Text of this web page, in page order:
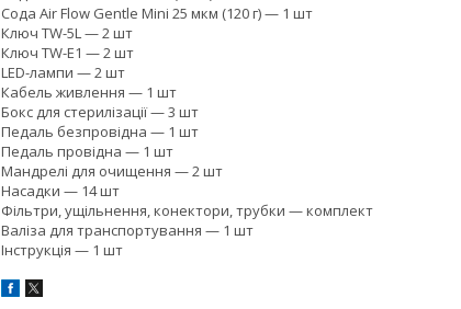
Сода Air Flow Gentle Mini 25 мкм (120 г) — 1 шт
Ключ TW-5L — 2 шт
Ключ TW-E1 — 2 шт
LED-лампи — 2 шт
Кабель живлення — 1 шт
Бокс для стерилізації — 3 шт
Педаль безпровідна — 1 шт
Педаль провідна — 1 шт
Мандрелі для очищення — 2 шт
Насадки — 14 шт
Фільтри, ущільнення, конектори, трубки — комплект
Валіза для транспортування — 1 шт
Інструкція — 1 шт